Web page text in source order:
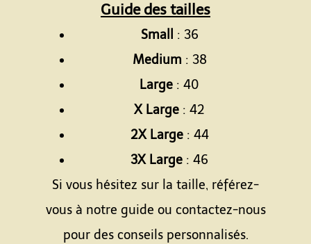
Guide des tailles
Small
: 36
Medium : 38
Large : 40
X Large : 42
2X Large: 44
3X Large : 46
Si vous hésitez sur la taille, référez-
vous à notre guide ou contactez-nous
pour des conseils personnalisés.